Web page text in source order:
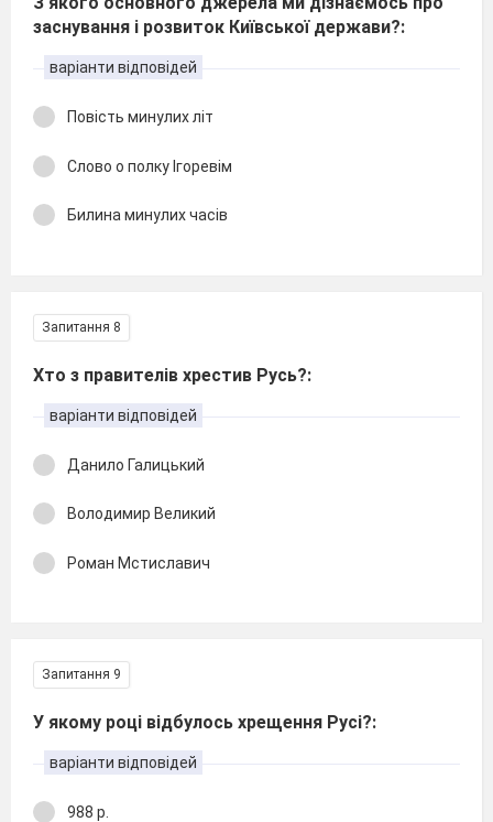
заснування і розвиток Київської держави?:
варіанти відповідей
Повість минулих літ
Слово о полку Ігоревім
Билина минулих часів
Запитання 8
Хто з правителів хрестив Русь?:
варіанти відповідей
Данило Галицький
Володимир Великий
Роман Мстиславич
Запитання 9
У якому році відбулось хрещення Русі?:
варіанти відповідей
988 р.